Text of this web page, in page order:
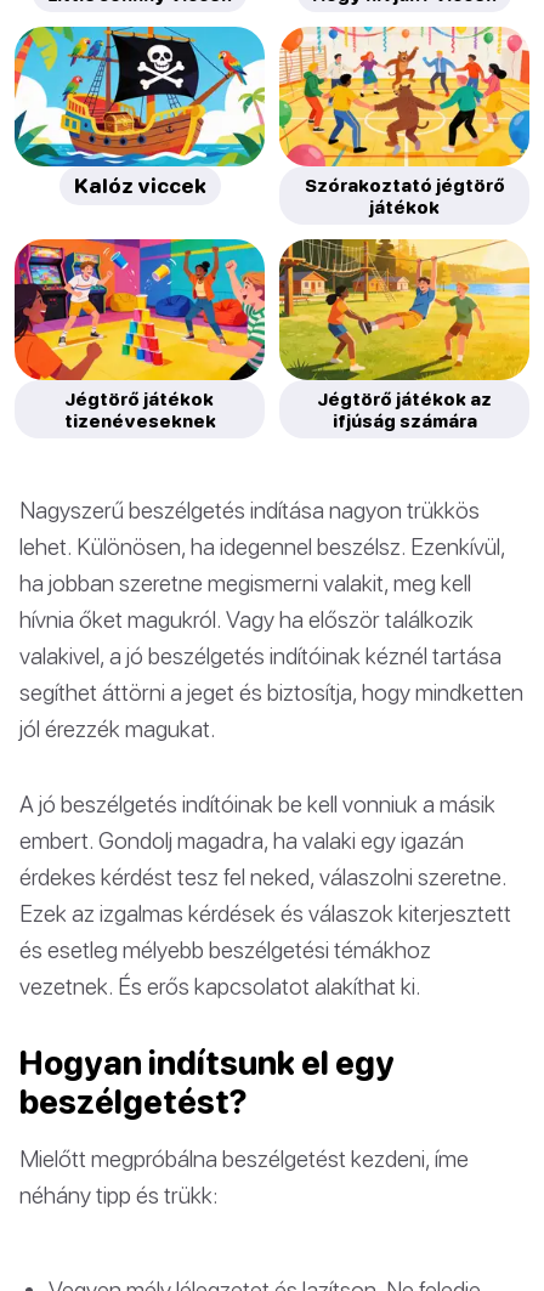
Kalóz viccek
Szórakoztató jégtörő
játékok
Jégtörő játékok
tizenéveseknek
Jégtörő játékok az
ifjúság számára
Nagyszerű beszélgetés indítása nagyon trükkös
lehet. Különösen, ha idegennel beszélsz. Ezenkívül,
ha jobban szeretne megismerni valakit, meg kell
hívnia őket magukról. Vagy ha először találkozik
valakivel, a jó beszélgetés indítóinak kéznél tartása
segíthet áttörni a jeget és biztosítja, hogy mindketten
jól érezzék magukat.
A jó beszélgetés indítóinak be kell vonniuk a másik
embert. Gondolj magadra, ha valaki egy igazán
érdekes kérdést tesz fel neked, válaszolni szeretne.
Ezek az izgalmas kérdések és válaszok kiterjesztett
és esetleg mélyebb beszélgetési témákhoz
vezetnek. És erős kapcsolatot alakíthat ki.
Hogyan indítsunk el egy
beszélgetést?
Mielőtt megpróbálna beszélgetést kezdeni, íme
néhány tipp és trükk: